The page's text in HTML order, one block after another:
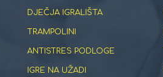
DJEČJA IGRALIŠTA
TRAMPOLINI
ANTISTRES PODLOGE
IGRE NA UŽADI